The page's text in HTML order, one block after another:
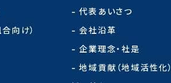
向け）
- 代表あいさつ
- 会社沿革
- 企業理念・社是
- 地域貢献（地域活性化）